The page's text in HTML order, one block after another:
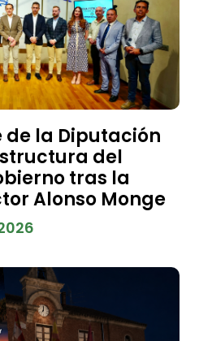
de la Diputación
del
tras la
Alonso Monge